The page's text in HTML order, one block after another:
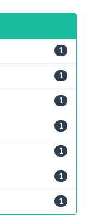
1
1
1
1
1
1
1